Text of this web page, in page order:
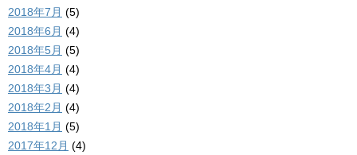
2018年7月 (5)
2018年6月 (4)
2018年5月 (5)
2018年4月 (4)
2018年3月 (4)
2018年2月 (4)
2018年1月 (5)
2017年12月 (4)